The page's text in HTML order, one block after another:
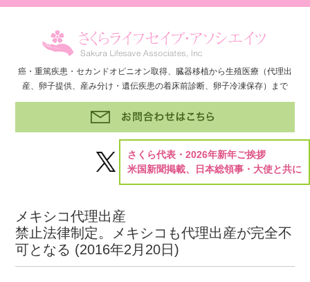
癌・重篤疾患・セカンドオピニオン取得、臓器移植から生殖医療（代理出
産、卵子提供、産み分け・遺伝疾患の着床前診断、卵子冷凍保存）まで
さくら代表・2026年新年ご挨拶
米国新聞掲載、日本総領事・大使と共に
メキシコ代理出産
禁止法律制定。メキシコも代理出産が完全不
可となる (2016年2月20日)